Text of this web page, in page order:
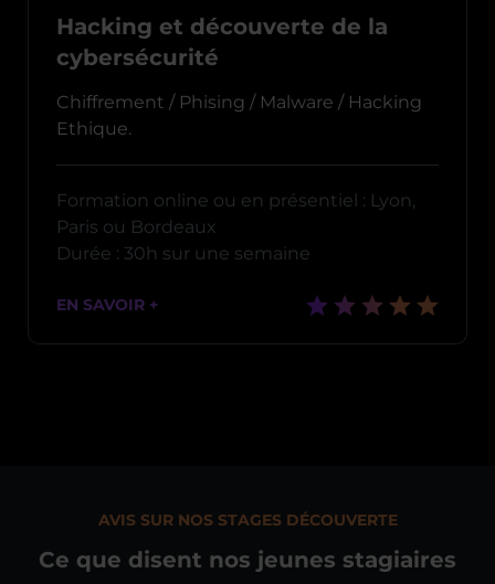
Hacking et découverte de la
cybersécurité
Chiffrement / Phising / Malware / Hacking
Ethique.
Formation online ou en présentiel : Lyon,
Paris ou Bordeaux
Durée : 30h sur une semaine
EN SAVOIR +
AVIS SUR NOS STAGES DÉCOUVERTE
Ce que disent nos jeunes stagiaires